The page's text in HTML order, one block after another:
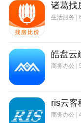
玩网游手机端如何
安卓版可点左上角
英文键盘)，或者
更新内容
新的logo
修正黑屏闪退
生活服务 |
商务办公 |
商务办公 |